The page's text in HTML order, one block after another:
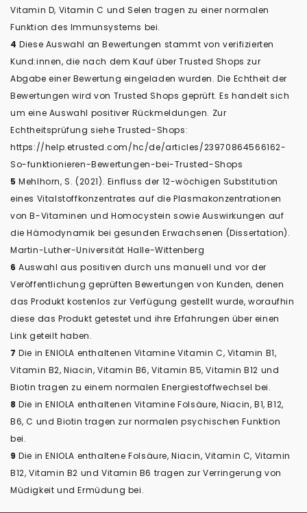
Vitamin D, Vitamin C und Selen tragen zu einer normalen
Funktion des Immunsystems bei.
4 Diese Auswahl an Bewertungen stammt von verifizierten
Kund:innen, die nach dem Kauf über Trusted Shops zur
Abgabe einer Bewertung eingeladen wurden. Die Echtheit der
Bewertungen wird von Trusted Shops geprüft. Es handelt sich
um eine Auswahl positiver Rückmeldungen. Zur
Echtheitsprüfung siehe Trusted-Shops:
https://help.etrusted.com/hc/de/articles/23970864566162-
So-funktionieren-Bewertungen-bei-Trusted-Shops
5 Mehlhorn, S. (2021). Einfluss der 12-wöchigen Substitution
eines Vitalstoffkonzentrates auf die Plasmakonzentrationen
von B-Vitaminen und Homocystein sowie Auswirkungen auf
die Hämodynamik bei gesunden Erwachsenen (Dissertation).
Martin-Luther-Universität Halle-Wittenberg
6 Auswahl aus positiven durch uns manuell und vor der
Veröffentlichung geprüften Bewertungen von Kunden, denen
das Produkt kostenlos zur Verfügung gestellt wurde, woraufhin
diese das Produkt getestet und ihre Erfahrungen über einen
Link geteilt haben.
7 Die in ENIOLA enthaltenen Vitamine Vitamin C, Vitamin B1,
Vitamin B2, Niacin, Vitamin B6, Vitamin B5, Vitamin B12 und
Biotin tragen zu einem normalen Energiestoffwechsel bei.
8 Die in ENIOLA enthaltenen Vitamine Folsäure, Niacin, B1, B12,
B6, C und Biotin tragen zur normalen psychischen Funktion
bei.
9 Die in ENIOLA enthaltene Folsäure, Niacin, Vitamin C, Vitamin
B12, Vitamin B2 und Vitamin B6 tragen zur Verringerung von
Müdigkeit und Ermüdung bei.